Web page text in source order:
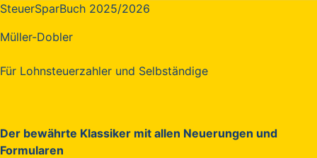
SteuerSparBuch 2025/2026
Müller-Dobler
Für Lohnsteuerzahler und Selbständige
Der bewährte Klassiker mit allen Neuerungen und
Formularen